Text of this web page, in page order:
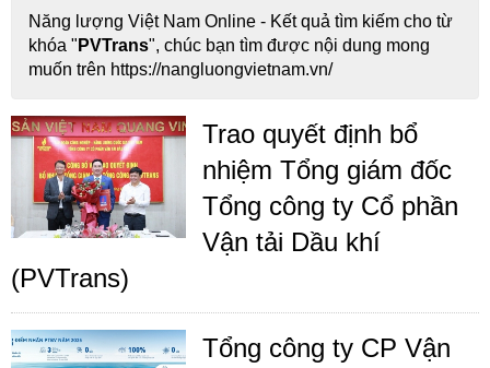
Năng lượng Việt Nam Online - Kết quả tìm kiếm cho từ
khóa " PVTrans", chúc bạn tìm được nội dung mong
muốn trên https://nangluongvietnam.vn/
Trao quyết định bổ
nhiệm Tổng giám đốc
Tổng công ty Cổ phần
Vận tải Dầu khí
(PVTrans)
Tổng công ty CP Vận